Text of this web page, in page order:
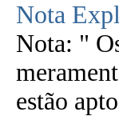
Nota
Nota: "
estão